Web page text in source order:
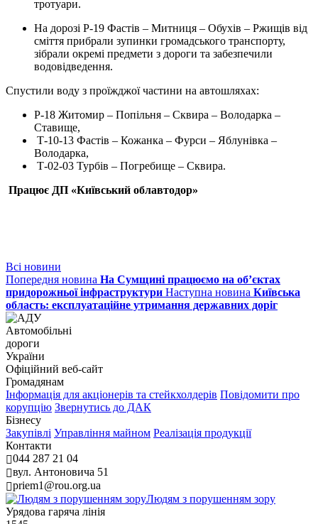
тротуари.
На дорозі Р-19 Фастів – Митниця – Обухів – Ржищів від
сміття прибрали зупинки громадського транспорту,
зібрали окремі предмети з дороги та забезпечили
водовідведення.
Спустили воду з проїжджої частини на автошляхах:
Р-18 Житомир – Попільня – Сквира – Володарка –
Ставище,
Т-10-13 Фастів – Кожанка – Фурси – Яблунівка –
Володарка,
Т-02-03 Турбів – Погребище – Сквира.
Працює ДП «Київський облавтодор»
Всі новини
Попередня новина На Сумщині працюємо на об’єктах
придорожньої інфраструктури Наступна новина Київська
область: експлуатаційне утримання державних доріг
Автомобільні
дороги
України
Офіційний веб‑сайт
Громадянам
Інформація для акціонерів та стейкхолдерів Повідомити про
корупцію Звернутись до ДАК
Бізнесу
Закупівлі Управління майном Реалізація продукції
Контакти
044 287 21 04
вул. Антоновича 51
priem1@rou.org.ua
Людям з порушенням зору
Урядова гаряча лінія